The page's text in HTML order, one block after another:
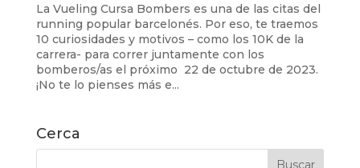
La Vueling Cursa Bombers es una de las citas del
running popular barcelonés. Por eso, te traemos
10 curiosidades y motivos – como los 10K de la
carrera- para correr juntamente con los
bomberos/as el próximo 22 de octubre de 2023.
¡No te lo pienses más e...
Cerca